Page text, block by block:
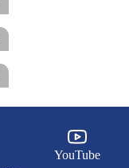
YouTube